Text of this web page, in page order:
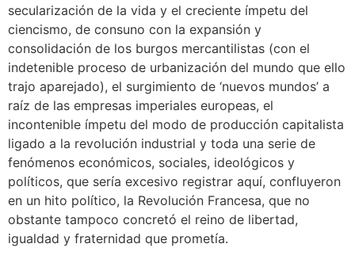
secularización de la vida y el creciente ímpetu del
ciencismo, de consuno con la expansión y
consolidación de los burgos mercantilistas (con el
indetenible proceso de urbanización del mundo que ello
trajo aparejado), el surgimiento de ‘nuevos mundos’ a
raíz de las empresas imperiales europeas, el
incontenible ímpetu del modo de producción capitalista
ligado a la revolución industrial y toda una serie de
fenómenos económicos, sociales, ideológicos y
políticos, que sería excesivo registrar aquí, confluyeron
en un hito político, la Revolución Francesa, que no
obstante tampoco concretó el reino de libertad,
igualdad y fraternidad que prometía.